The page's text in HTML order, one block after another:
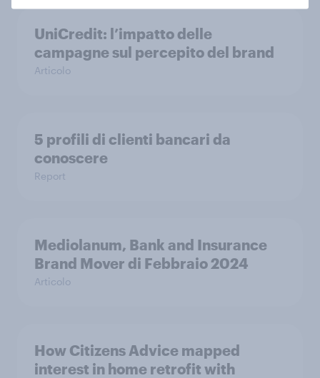
UniCredit: l’impatto delle
campagne sul percepito del brand
Articolo
5 profili di clienti bancari da
conoscere
Report
Mediolanum, Bank and Insurance
Brand Mover di Febbraio 2024
Articolo
How Citizens Advice mapped
interest in home retrofit with